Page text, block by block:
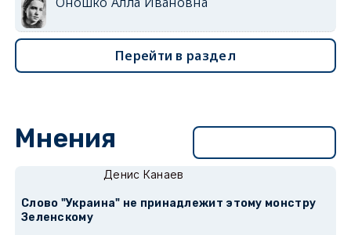
Перейти в раздел
Мнения
Денис Канаев
Слово "Украина" не принадлежит этому монстру
Зеленскому